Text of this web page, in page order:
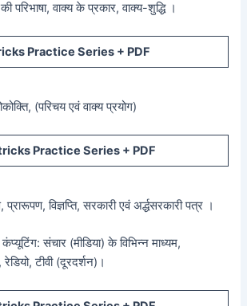
परिभाषा, वाक्य के प्रकार, वाक्य-शुद्धि ।
Practice Series + PDF
(परिचय एवं वाक्य प्रयोग)
Practice Series + PDF
विज्ञप्ति, सरकारी एवं अर्द्धसरकारी पत्र ।
संचार (मीडिया) के विभिन्न माध्यम,
टीवी (दूरदर्शन)।